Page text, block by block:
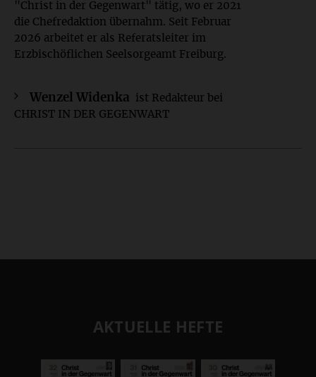
"Christ in der Gegenwart" tätig, wo er 2021
die Chefredaktion übernahm. Seit Februar
2026 arbeitet er als Referatsleiter im
Erzbischöflichen Seelsorgeamt Freiburg.
Wenzel Widenka
ist Redakteur bei
CHRIST IN DER GEGENWART
AKTUELLE HEFTE